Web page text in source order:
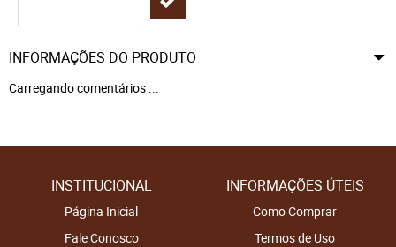
INFORMAÇÕES DO PRODUTO
Carregando comentários ...
INSTITUCIONAL
Página Inicial
Fale Conosco
INFORMAÇÕES ÚTEIS
Como Comprar
Termos de Uso